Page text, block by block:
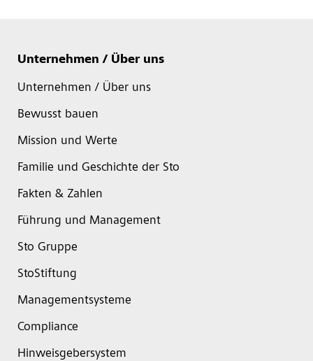
Unternehmen / Über uns
Unternehmen / Über uns
Bewusst bauen
Mission und Werte
Familie und Geschichte der Sto
Fakten & Zahlen
Führung und Management
Sto Gruppe
StoStiftung
Managementsysteme
Compliance
Hinweisgebersystem